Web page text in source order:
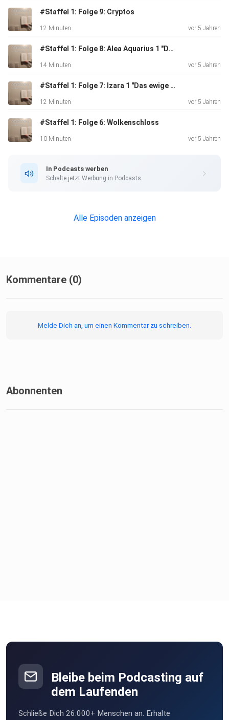
#Staffel 1: Folge 9: Cryptos
12 Minuten vor 5 Jahren
#Staffel 1: Folge 8: Alea Aquarius 1 "Der Ruf des Wassers"
14 Minuten vor 5 Jahren
#Staffel 1: Folge 7: Izara 1 "Das ewige Feuer"
12 Minuten vor 5 Jahren
#Staffel 1: Folge 6: Wolkenschloss
10 Minuten vor 5 Jahren
In Podcasts werben
Schalte jetzt Werbung in Podcasts.
Alle Episoden anzeigen
Kommentare (0)
Melde Dich an, um einen Kommentar zu schreiben.
Abonnenten
Bleibe beim Podcasting auf
dem Laufenden
Schließe Dich 26.000+ Menschen an. Erhalte